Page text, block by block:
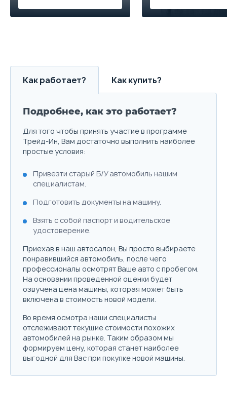
Как работает? Как купить?
Подробнее, как это работает?
Для того чтобы принять участие в программе
Трейд-Ин, Вам достаточно выполнить наиболее
простые условия:
Привезти старый Б/У автомобиль нашим
специалистам.
Подготовить документы на машину.
Взять с собой паспорт и водительское
удостоверение.
Приехав в наш автосалон, Вы просто выбираете
понравившийся автомобиль, после чего
профессионалы осмотрят Ваше авто с пробегом.
На основании проведенной оценки будет
озвучена цена машины, которая может быть
включена в стоимость новой модели.
Во время осмотра наши специалисты
отслеживают текущие стоимости похожих
автомобилей на рынке. Таким образом мы
формируем цену, которая станет наиболее
выгодной для Вас при покупке новой машины.